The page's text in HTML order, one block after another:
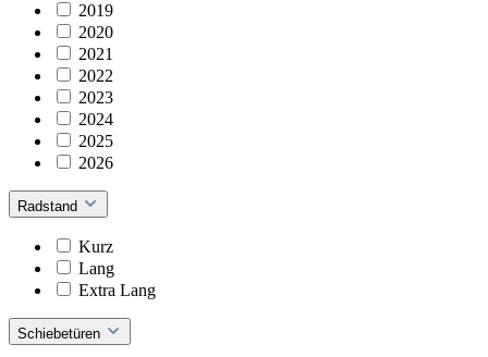
2019
2020
2021
2022
2023
2024
2025
2026
Radstand
Kurz
Lang
Extra Lang
Schiebetüren